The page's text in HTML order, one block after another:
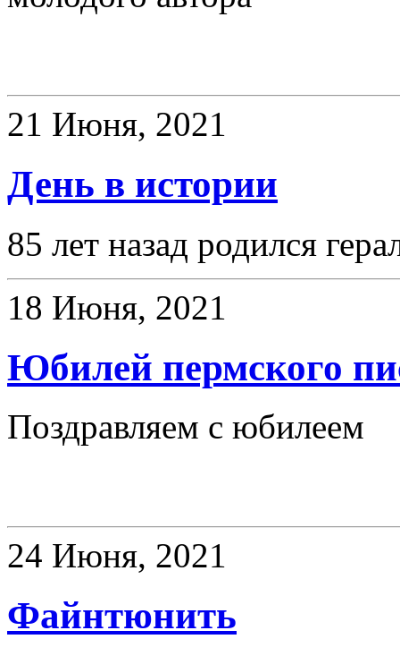
21 Июня, 2021
День в истории
85 лет назад родился
18 Июня, 2021
Юбилей пермского
Поздравляем с юбилеем
24 Июня, 2021
Файнтюнить